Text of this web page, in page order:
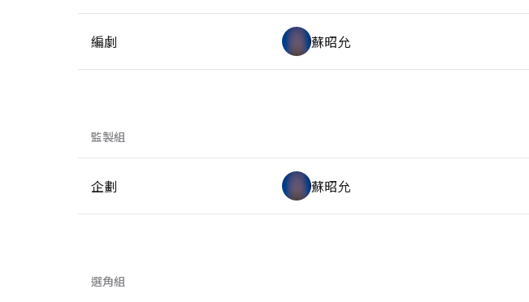
編劇 蘇昭允
監製組
企劃 蘇昭允
選角組